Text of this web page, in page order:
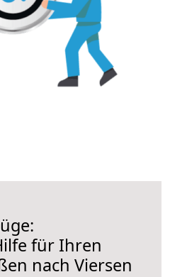
für Ihren
nach Viersen